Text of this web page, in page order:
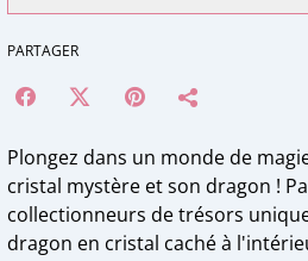
PARTAGER
Plongez dans un monde de
cristal mystère et son dragon !
collectionneurs de trésors
dragon en cristal caché à